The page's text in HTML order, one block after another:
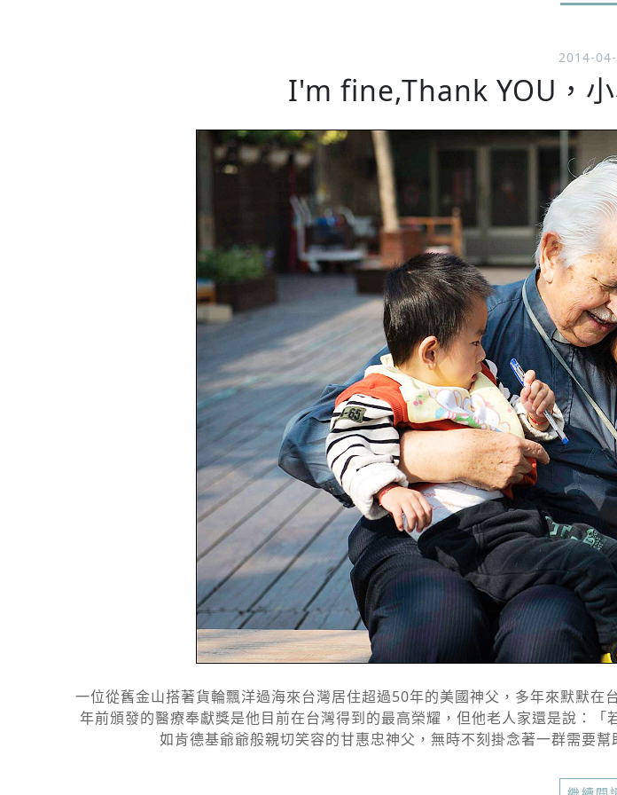
2014-
I'm fine,Thank YOU，
一位從舊金山搭著貨輪飄洋過海來台灣居住超過50年的美國神父，多年來默默
年前頒發的醫療奉獻獎是他目前在台灣得到的最高榮耀，但他老人家還是說：
如肯德基爺爺般親切笑容的甘惠忠神父，無時不刻掛念著一群需要